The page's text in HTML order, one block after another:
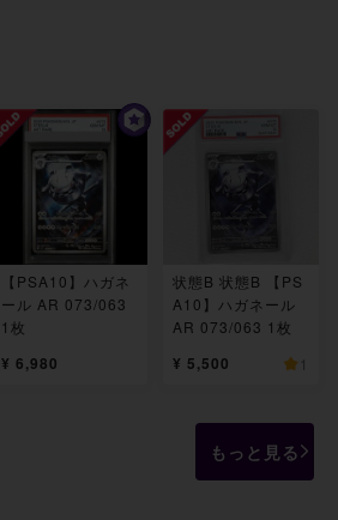
【PSA10】ハガネ
ール AR 073/063
1枚
¥ 6,980
状態B 状態B 【PS
A10】ハガネール
AR 073/063 1枚
¥ 5,500 1
もっと見る